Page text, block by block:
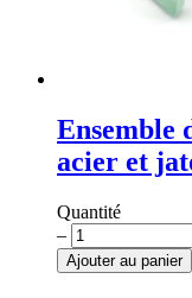
Ensemble
acier et
Quantité
quantité
de
Ensemble
–
Ajouter au panier